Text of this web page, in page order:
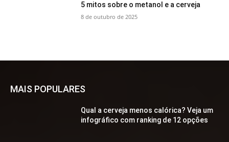
5 mitos sobre o metanol e a cerveja
8 de outubro de 2025
MAIS POPULARES
Qual a cerveja menos calórica? Veja um
infográfico com ranking de 12 opções